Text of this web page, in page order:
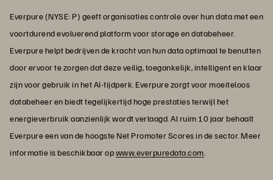
Everpure (NYSE: P) geeft organisaties controle over hun data met een
voortdurend evoluerend platform voor storage en databeheer.
Everpure helpt bedrijven de kracht van hun data optimaal te benutten
door ervoor te zorgen dat deze veilig, toegankelijk, intelligent en klaar
zijn voor gebruik in het AI-tijdperk. Everpure zorgt voor moeiteloos
databeheer en biedt tegelijkertijd hoge prestaties terwijl het
energieverbruik aanzienlijk wordt verlaagd. Al ruim 10 jaar behaalt
Everpure een van de hoogste Net Promoter Scores in de sector. Meer
informatie is beschikbaar opwww.everpuredata.com